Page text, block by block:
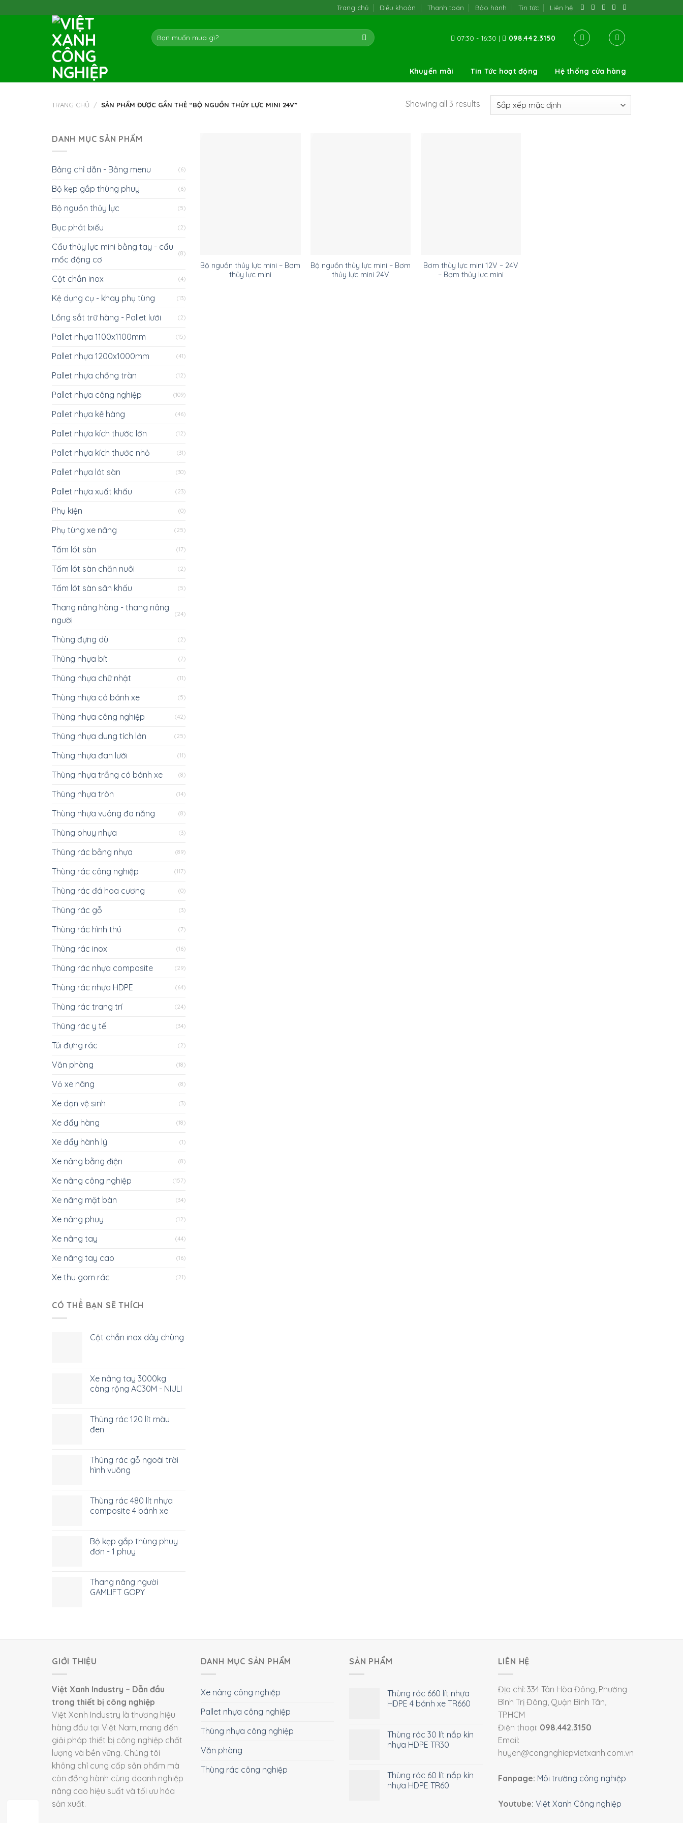
to
Trang chủ Điều khoản Thanh toán Bảo hành Tin tức Liên hệ
Tìm
kiếm:
07:30 - 16:30 | 098.442.3150
Khuyến mãi Tin Tức hoạt động Hệ thống cửa hàng
TRANG CHỦ / SẢN PHẨM ĐƯỢC GẮN THẺ “BỘ NGUỒN THỦY LỰC MINI 24V” Showing all 3 results
DANH MỤC SẢN PHẨM
Bảng chỉ dẫn - Bảng menu (6)
Bộ kẹp gắp thùng phuy (6)
Bộ nguồn thủy lực (5)
Bục phát biểu (2)
Cẩu thủy lực mini bằng tay - cẩu
mốc động cơ
(8)
Cột chắn inox (4)
Kệ dụng cụ - khay phụ tùng (13)
Lồng sắt trữ hàng - Pallet lưới (2)
Pallet nhựa 1100x1100mm (15)
Pallet nhựa 1200x1000mm (41)
Pallet nhựa chống tràn (12)
Pallet nhựa công nghiệp (109)
Pallet nhựa kê hàng (46)
Pallet nhựa kích thước lớn (12)
Pallet nhựa kích thước nhỏ (31)
Pallet nhựa lót sàn (30)
Pallet nhựa xuất khẩu (23)
Phụ kiện (0)
Phụ tùng xe nâng (25)
Tấm lót sàn (17)
Tấm lót sàn chăn nuôi (2)
Tấm lót sàn sân khấu (5)
Thang nâng hàng - thang nâng
người
(24)
Thùng đựng dù (2)
Thùng nhựa bít (7)
Thùng nhựa chữ nhật (11)
Thùng nhựa có bánh xe (5)
Thùng nhựa công nghiệp (42)
Thùng nhựa dung tích lớn (25)
Thùng nhựa đan lưới (11)
Thùng nhựa trắng có bánh xe (8)
Thùng nhựa tròn (14)
Thùng nhựa vuông đa năng (8)
Thùng phuy nhựa (3)
Thùng rác bằng nhựa (89)
Thùng rác công nghiệp (117)
Thùng rác đá hoa cương (0)
Thùng rác gỗ (3)
Thùng rác hình thú (7)
Thùng rác inox (16)
Thùng rác nhựa composite (29)
Thùng rác nhựa HDPE (64)
Thùng rác trang trí (24)
Thùng rác y tế (34)
Túi đựng rác (2)
Văn phòng (18)
Vỏ xe nâng (8)
Xe dọn vệ sinh (3)
Xe đẩy hàng (18)
Xe đẩy hành lý (1)
Xe nâng bằng điện (8)
Xe nâng công nghiệp (157)
Xe nâng mặt bàn (34)
Xe nâng phuy (12)
Xe nâng tay (44)
Xe nâng tay cao (16)
Xe thu gom rác (21)
CÓ THỂ BẠN SẼ THÍCH
Cột chắn inox dây chùng
Xe nâng tay 3000kg
càng rộng AC30M - NIULI
Thùng rác 120 lít màu
đen
Thùng rác gỗ ngoài trời
hình vuông
Thùng rác 480 lít nhựa
composite 4 bánh xe
Bộ kẹp gắp thùng phuy
đơn - 1 phuy
Thang nâng người
GAMLIFT GOPY
Bộ nguồn thủy lực mini – Bơm
thủy lực mini
Bộ nguồn thủy lực mini – Bơm
thủy lực mini 24V
Bơm thủy lực mini 12V – 24V
– Bơm thủy lực mini
GIỚI THIỆU
Việt Xanh Industry – Dẫn đầu
trong thiết bị công nghiệp
Việt Xanh Industry là thương hiệu
hàng đầu tại Việt Nam, mang đến
giải pháp thiết bị công nghiệp chất
lượng và bền vững. Chúng tôi
không chỉ cung cấp sản phẩm mà
còn đồng hành cùng doanh nghiệp
nâng cao hiệu suất và tối ưu hóa
sản xuất.
DANH MỤC SẢN PHẨM
Xe nâng công nghiệp
Pallet nhựa công nghiệp
Thùng nhựa công nghiệp
Văn phòng
Thùng rác công nghiệp
SẢN PHẨM
Thùng rác 660 lít nhựa
HDPE 4 bánh xe TR660
Thùng rác 30 lít nắp kín
nhựa HDPE TR30
Thùng rác 60 lít nắp kín
nhựa HDPE TR60
LIÊN HỆ
Địa chỉ: 334 Tân Hòa Đông, Phường
Bình Trị Đông, Quận Bình Tân,
TP.HCM
Điện thoại: 098.442.3150
Email:
huyen@congnghiepvietxanh.com.vn
Fanpage: Môi trường công nghiệp
Youtube: Việt Xanh Công nghiệp